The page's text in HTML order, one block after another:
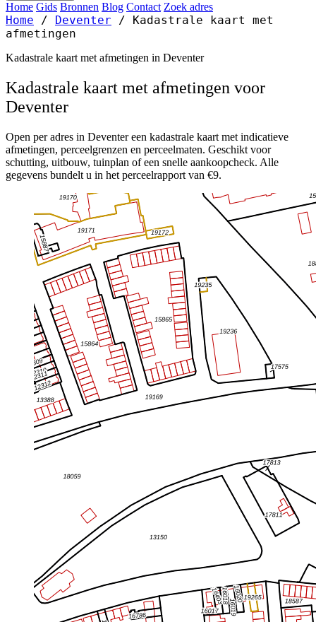
Home Gids Bronnen Blog Contact Zoek adres
Home / Deventer /
Kadastrale kaart met
afmetingen
Kadastrale kaart met afmetingen in Deventer
Kadastrale kaart met afmetingen voor
Deventer
Open per adres in Deventer een kadastrale kaart met indicatieve
afmetingen, perceelgrenzen en perceelmaten. Geschikt voor
schutting, uitbouw, tuinplan of een snelle aankoopcheck. Alle
gegevens bundelt u in het perceelrapport van €9.